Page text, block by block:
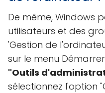
De même, Windows
utilisateurs et des
'Gestion de
sur le menu
"Outils
sélectionnez l'option